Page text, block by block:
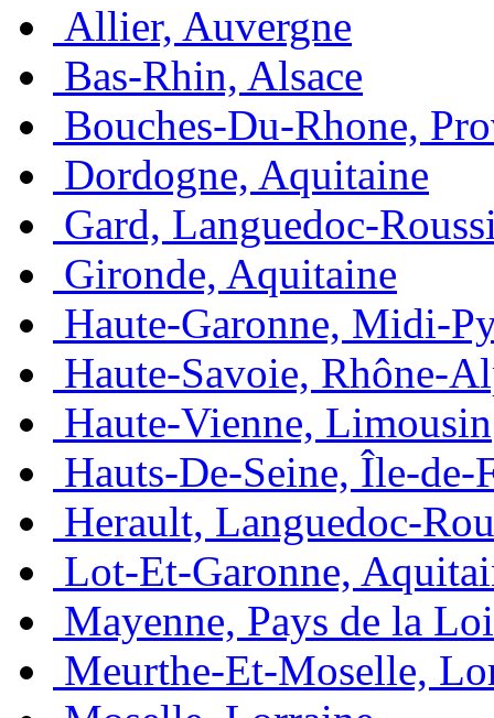
Allier, Auvergne
Bas-Rhin, Alsace
Bouches-Du-Rhone,
Dordogne, Aquitaine
Gard, Languedoc-
Gironde, Aquitaine
Haute-Garonne, Midi-
Haute-Savoie, Rhône-
Haute-Vienne, Limousin
Hauts-De-Seine, Île-de-
Herault, Languedoc-
Lot-Et-Garonne,
Mayenne, Pays de la
Meurthe-Et-Moselle,